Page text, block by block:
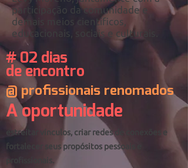
participação da comunidade e
demais meios científicos,
educacionais, sociais e culturais.
# 02 dias
de encontro
@ profissionais renomados
A oportunidade
estreitar vínculos, criar redes de conexões e
fortalecer seus propósitos pessoais e
profissionais.